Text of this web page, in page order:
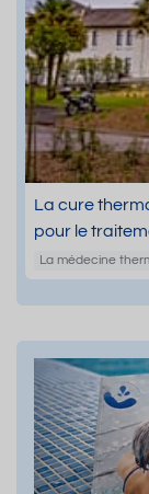
La cure
pour le
La médecine